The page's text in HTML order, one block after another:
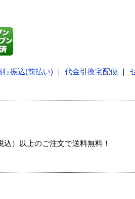
行振込(前払い) 代金引換宅配便
）以上のご注文で送料無料！